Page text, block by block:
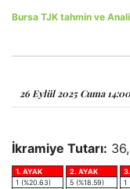
Bursa TJK tahmin ve
26 Eylül 2025 Cuma
İkramiye Tutarı:
1. AYAK
1 (%20.63)
2. AYAK
5 (%18.59)
1